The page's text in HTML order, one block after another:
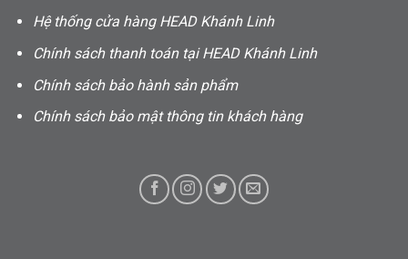
Hệ thống cửa hàng HEAD Khánh Linh
Chính sách thanh toán tại HEAD Khánh Linh
Chính sách bảo hành sản phẩm
Chính sách bảo mật thông tin khách hàng